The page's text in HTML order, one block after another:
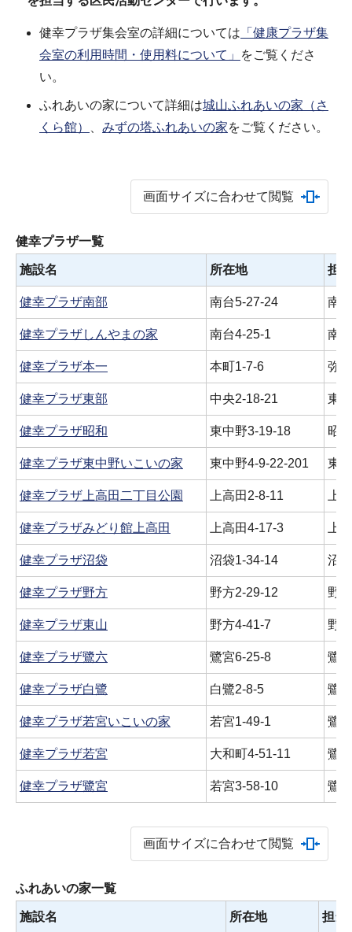
健幸プラザ集会室の詳細については 「健康プラザ集
会室の利用時間・使用料について」
をご覧くださ
い。
ふれあいの家について詳細は城山ふれあいの家（さ
くら館）
、 みずの塔ふれあいの家をご覧ください。
画面サイズに合わせて閲覧
健幸プラザ一覧
施設名 所在地 担
健幸プラザ南部 南台5-27-24 南
健幸プラザしんやまの家 南台4-25-1 南
健幸プラザ本一 本町1-7-6 弥
健幸プラザ東部 中央2-18-21 東
健幸プラザ昭和 東中野3-19-18 昭
健幸プラザ東中野いこいの家 東中野4-9-22-201 東
健幸プラザ上高田二丁目公園 上高田2-8-11 上
健幸プラザみどり館上高田 上高田4-17-3 上
健幸プラザ沼袋 沼袋1-34-14 沼
健幸プラザ野方 野方2-29-12 野
健幸プラザ東山 野方4-41-7 野
健幸プラザ鷺六 鷺宮6-25-8 鷺
健幸プラザ白鷺 白鷺2-8-5 鷺
健幸プラザ若宮いこいの家 若宮1-49-1 鷺
健幸プラザ若宮 大和町4-51-11 鷺
健幸プラザ鷺宮 若宮3-58-10 鷺
画面サイズに合わせて閲覧
ふれあいの家一覧
施設名 所在地 担当